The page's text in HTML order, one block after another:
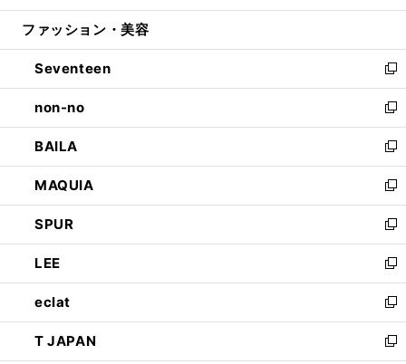
開
ウ
開
く
ン
ウ
で
開
く
ウ
ン
ド
ウ
で
開
く
ファッション・美容
Seventeen
新
し
い
ウ
ィ
ン
ド
ウ
で
開
く
non-no
新
し
い
ウ
ィ
ン
ド
ウ
で
開
く
BAILA
新
し
い
ウ
ィ
ン
ド
ウ
で
開
く
MAQUIA
新
し
い
ウ
ィ
ン
ド
ウ
で
開
SPUR
新
し
い
ウ
ィ
ン
ド
LEE
新
し
い
ウ
ィ
eclat
新
し
い
T JAPAN
新